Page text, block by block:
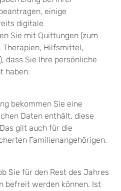
einige
digitale
Sie mit Quittungen (zum
Therapien, Hilfsmittel,
, dass Sie Ihre persönliche
haben.
bekommen Sie eine
Daten enthält, diese
gilt auch für die
Familienangehörigen.
Sie für den Rest des Jahres
befreit werden können. Ist